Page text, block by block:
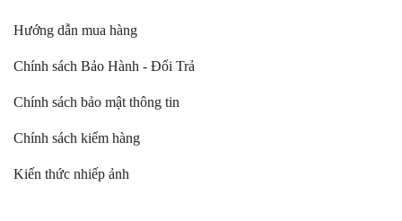
Hướng dẫn mua hàng
Chính sách Bảo Hành - Đổi Trả
Chính sách bảo mật thông tin
Chính sách kiểm hàng
Kiến thức nhiếp ảnh